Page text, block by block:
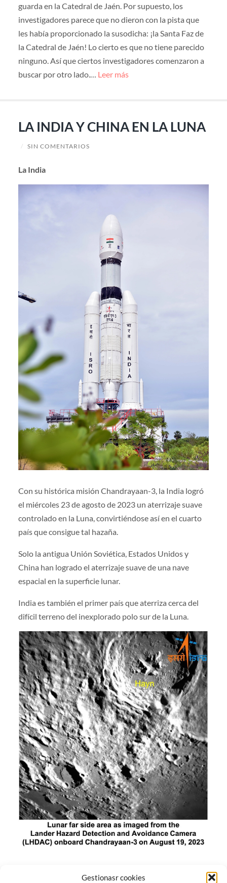
Gestionasr cookies
guarda en la Catedral de Jaén. Por supuesto, los
investigadores parece que no dieron con la pista que
les había proporcionado la susodicha: ¡la Santa Faz de
la Catedral de Jaén! Lo cierto es que no tiene parecido
ninguno. Así que ciertos investigadores comenzaron a
buscar por otro lado.… Leer más
LA INDIA Y CHINA EN LA LUNA
/ SIN COMENTARIOS
La India
Con su histórica misión Chandrayaan-3, la India logró
el miércoles 23 de agosto de 2023 un aterrizaje suave
controlado en la Luna, convirtiéndose así en el cuarto
país que consigue tal hazaña.
Solo la antigua Unión Soviética, Estados Unidos y
China han logrado el aterrizaje suave de una nave
espacial en la superficie lunar.
India es también el primer país que aterriza cerca del
difícil terreno del inexplorado polo sur de la Luna.